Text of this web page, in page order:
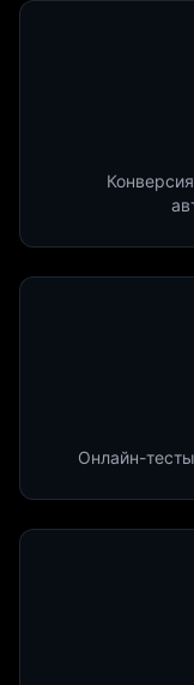
Онлайн-